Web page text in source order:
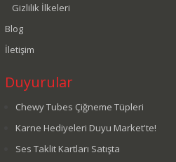
Gizlilik İlkeleri
Blog
İletişim
Duyurular
Chewy Tubes Çiğneme Tüpleri
Karne Hediyeleri Duyu Market'te!
Ses Taklit Kartları Satışta